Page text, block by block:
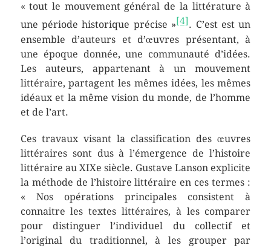
« tout le mouvement général de la littérature à
une période historique précise »[4]. C’est est un
ensemble d’auteurs et d’œuvres présentant, à
une époque donnée, une communauté d’idées.
Les auteurs, appartenant à un mouvement
littéraire, partagent les mêmes idées, les mêmes
idéaux et la même vision du monde, de l’homme
et de l’art.
Ces travaux visant la classification des œuvres
littéraires sont dus à l’émergence de l’histoire
littéraire au XIXe siècle. Gustave Lanson explicite
la méthode de l’histoire littéraire en ces termes :
« Nos opérations principales consistent à
connaitre les textes littéraires, à les comparer
pour distinguer l’individuel du collectif et
l’original du traditionnel, à les grouper par